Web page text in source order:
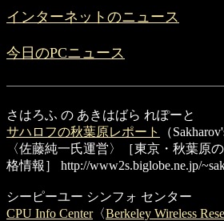
インターネットのニュース
今日のPCニュース
さはろふ の あきはばら れぽーと
サハロフの秋葉原レポート
（
〈佐藤純一氏運営〉［東京・秋葉原
格情報］
http://www2s.biglobe.ne.jp/
シーピーユー シンフォ センター
CPU Info Center〈Berkeley Wireless